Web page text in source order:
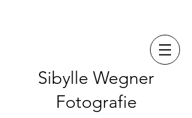
Sibylle Wegner
Fotografie